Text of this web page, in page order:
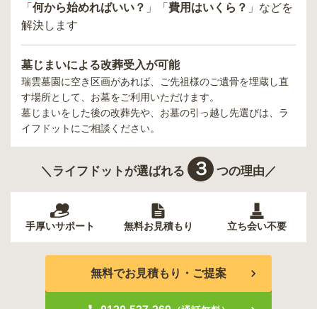
「 何から始めればいい？ 」「 費用はいくら？ 」などを
解決します
墓じまいによる改葬受入が可能
瑞雲墓園に空き区画があれば、ご先祖様のご遺骨を埋蔵し直
す場所として、お墓をご利用いただけます。
墓じまいをした後の改葬先や、お墓の引っ越し先選びは、ラ
イフドットにご相談ください。
＼ライフドットが選ばれる ３ つの理由／
手厚いサポート 無料お見積もり 立ち会い不要
無料でお見積もり・ご提案